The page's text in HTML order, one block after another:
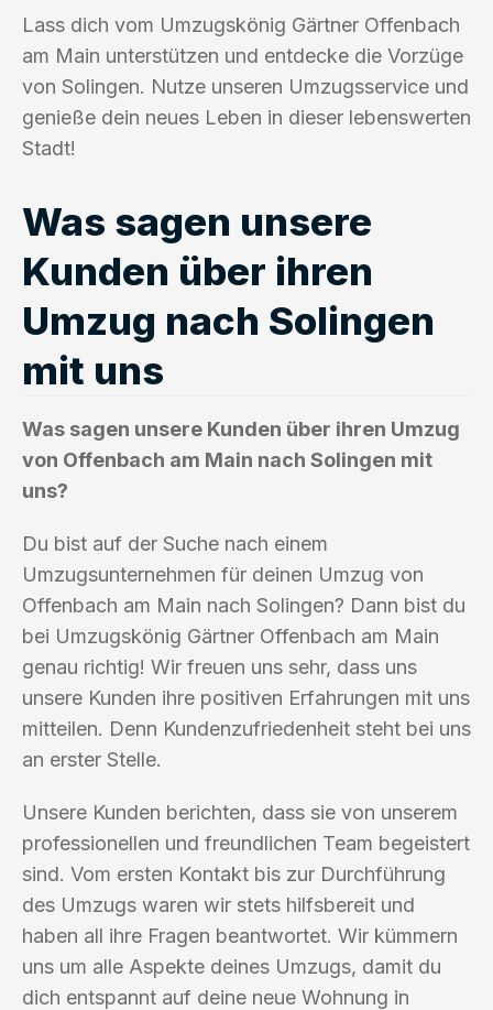
Lass dich vom Umzugskönig Gärtner Offenbach
am Main unterstützen und entdecke die Vorzüge
von Solingen. Nutze unseren Umzugsservice und
genieße dein neues Leben in dieser lebenswerten
Stadt!
Was sagen unsere
Kunden über ihren
Umzug nach Solingen
mit uns
Was sagen unsere Kunden über ihren Umzug
von Offenbach am Main nach Solingen mit
uns?
Du bist auf der Suche nach einem
Umzugsunternehmen für deinen Umzug von
Offenbach am Main nach Solingen? Dann bist du
bei Umzugskönig Gärtner Offenbach am Main
genau richtig! Wir freuen uns sehr, dass uns
unsere Kunden ihre positiven Erfahrungen mit uns
mitteilen. Denn Kundenzufriedenheit steht bei uns
an erster Stelle.
Unsere Kunden berichten, dass sie von unserem
professionellen und freundlichen Team begeistert
sind. Vom ersten Kontakt bis zur Durchführung
des Umzugs waren wir stets hilfsbereit und
haben all ihre Fragen beantwortet. Wir kümmern
uns um alle Aspekte deines Umzugs, damit du
dich entspannt auf deine neue Wohnung in